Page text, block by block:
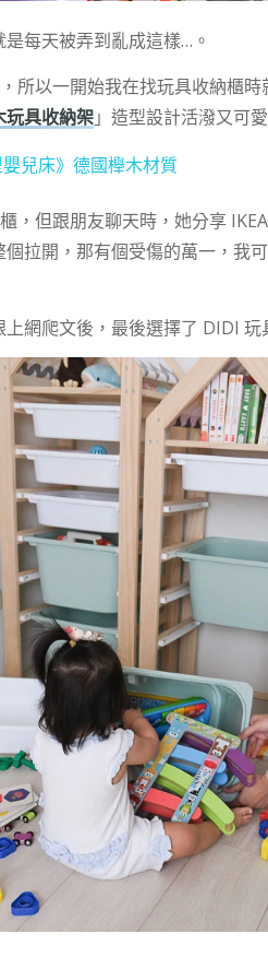
每天被弄到亂成這樣…。
所以一開始我在找玩具收納櫃
玩具收納架」造型設計活潑又可
兒床》德國櫸木材質
，但跟朋友聊天時，她分享
拉開，那有個受傷的萬一，我
網爬文後，最後選擇了 DIDI 玩